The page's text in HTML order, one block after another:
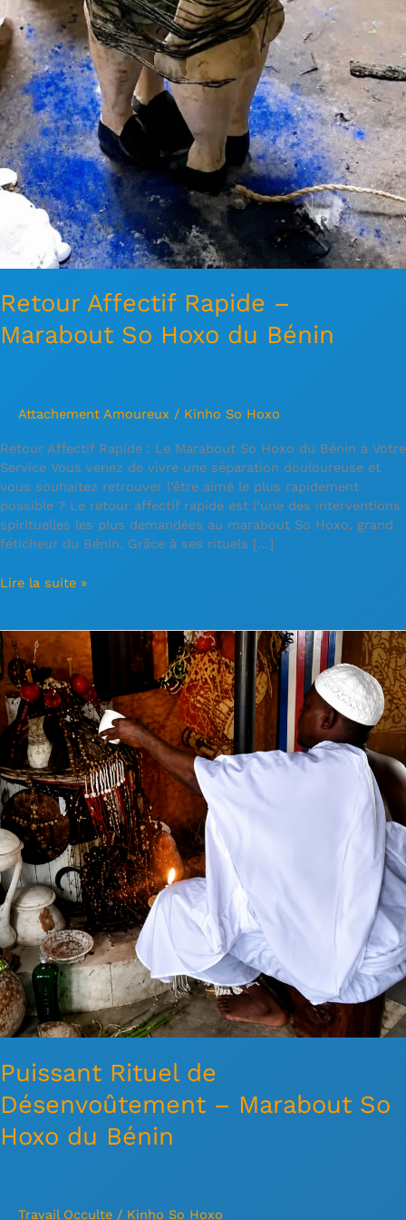
Retour Affectif Rapide –
Marabout So Hoxo du Bénin
Attachement Amoureux / Kinho So Hoxo
Retour Affectif Rapide : Le Marabout So Hoxo du Bénin à Votre
Service Vous venez de vivre une séparation douloureuse et
vous souhaitez retrouver l’être aimé le plus rapidement
possible ? Le retour affectif rapide est l’une des interventions
spirituelles les plus demandées au marabout So Hoxo, grand
féticheur du Bénin. Grâce à ses rituels […]
Lire la suite »
Puissant Rituel de
Désenvoûtement – Marabout So
Hoxo du Bénin
Travail Occulte / Kinho So Hoxo
Puissant
Rituel
de
Désenvoûtement
–
Marabout
So
Hoxo
du
Bénin